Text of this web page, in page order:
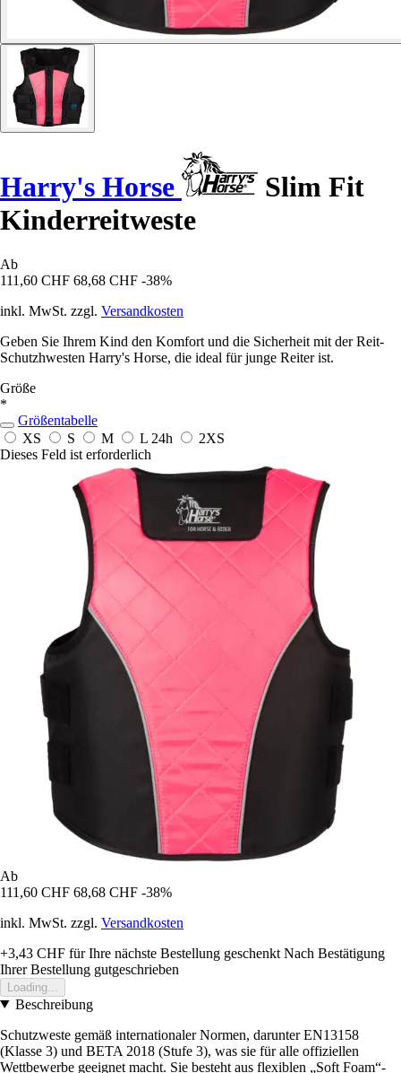
Harry's Horse
Slim Fit
Kinderreitweste
Ab
111,60 CHF 68,68 CHF -38%
inkl. MwSt. zzgl. Versandkosten
Geben Sie Ihrem Kind den Komfort und die Sicherheit mit der Reit-
Schutzhwesten Harry's Horse, die ideal für junge Reiter ist.
Größe
*
Größentabelle
XS
S M L 24h
2XS
Dieses Feld ist erforderlich
Ab
111,60 CHF 68,68 CHF -38%
inkl. MwSt. zzgl. Versandkosten
+3,43 CHF für Ihre nächste Bestellung geschenkt Nach Bestätigung
Ihrer Bestellung gutgeschrieben
Loading...
Beschreibung
Schutzweste gemäß internationaler Normen, darunter EN13158
(Klasse 3) und BETA 2018 (Stufe 3), was sie für alle offiziellen
Wettbewerbe geeignet macht. Sie besteht aus flexiblen „Soft Foam“-